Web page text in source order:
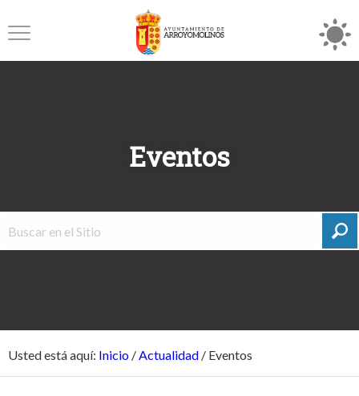
Eventos
Usted está aquí: Inicio /Actualidad / Eventos